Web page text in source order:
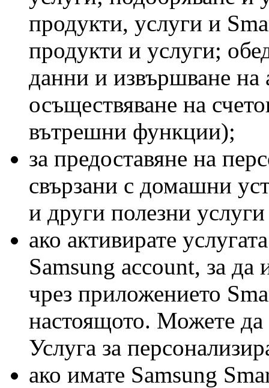
продукти, услуги и
продукти и услуги;
данни и извършване на
осъществяване на
вътрешни функции);
за предоставяне на
свързани с домашни
и други полезни
ако активирате
Samsung account, за да
чрез приложението
настоящото. Можете да
Услуга за
ако имате Samsung